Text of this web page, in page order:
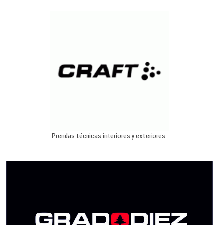
Prendas técnicas interiores y exteriores.